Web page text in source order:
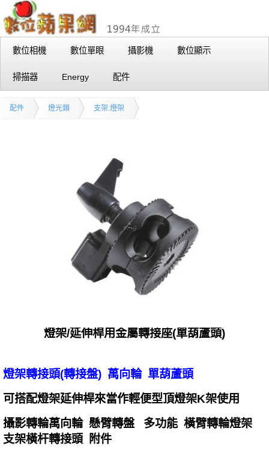
數位相機 數位單眼 攝影機 數位顯示
掃描器 Energy 配件
配件 燈光類 支架.燈架
燈架/延伸桿用金屬轉接座(單葫蘆頭)
燈架轉接頭(轉接盤) 萬向輪 單葫蘆頭
可搭配燈架延伸桿來當作輕便型頂燈架K架使用
攝影轉輪萬向輪 懸臂轉盤 多功能 橫臂轉輪燈架
支架橫杆轉接頭 附件